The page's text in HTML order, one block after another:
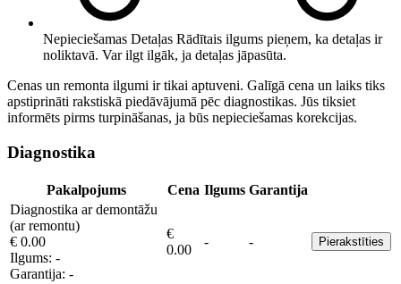
Nepieciešamas Detaļas Rādītais ilgums pieņem, ka detaļas ir
noliktavā. Var ilgt ilgāk, ja detaļas jāpasūta.
Cenas un remonta ilgumi ir tikai aptuveni. Galīgā cena un laiks tiks
apstiprināti rakstiskā piedāvājumā pēc diagnostikas. Jūs tiksiet
informēts pirms turpināšanas, ja būs nepieciešamas korekcijas.
Diagnostika
Pakalpojums Cena Ilgums Garantija
Diagnostika ar demontāžu
(ar remontu)
€ 0.00
Ilgums: -
Garantija: -
€
0.00
- - Pierakstīties